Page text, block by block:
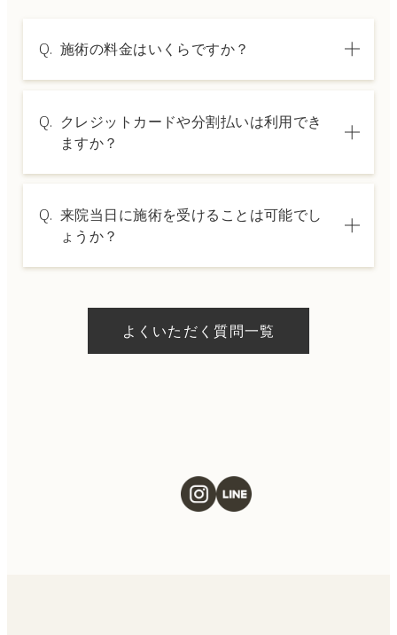
Q. 施術の料金はいくらですか？
は料金表ページをご確認いただくか、カウン
セリングでご案内いたします。
Q. クレジットカードや分割払いは利用でき
ますか？
した分割払いも可能です。詳細は受付スタッ
フにお問い合わせください。
Q. 来院当日に施術を受けることは可能でし
ょうか？
ただける施術もございます。当日の施術をご
希望の場合は、ご予約の際にお気軽にご相談
よくいただく質問一覧